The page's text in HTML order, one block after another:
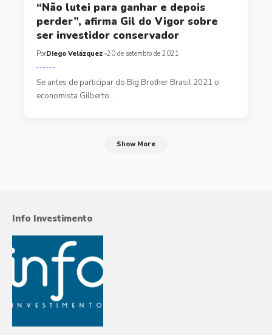
“Não lutei para ganhar e depois
perder”, afirma Gil do Vigor sobre
ser investidor conservador
PorDiego Velázquez 20 de setembro de 2021
Se antes de participar do Big Brother Brasil 2021 o
economista Gilberto…
Show More
Info Investimento